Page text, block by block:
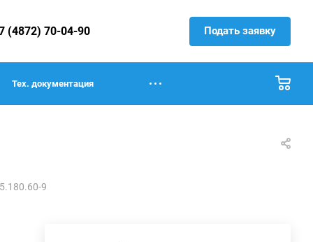
(4872) 70-04-90 Подать заявку
Тех. документация
9